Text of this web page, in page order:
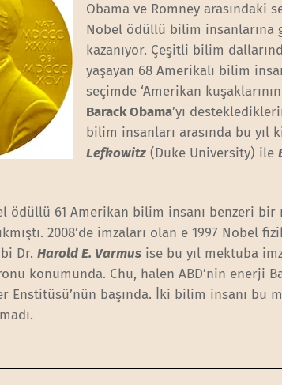
Obama ve Romney arasındaki
Nobel ödüllü bilim insanlarına
kazanıyor. Çeşitli bilim
yaşayan 68 Amerikalı bilim
seçimde ‘Amerikan
Barack Obama’yı
bilim insanları arasında bu yıl
Lefkowitz (Duke University) ile
ödüllü 61 Amerikan bilim insanı benzeri bir
2008’de imzaları olan e 1997 Nobel
Dr.Harold E. Varmus ise bu yıl mektuba
konumunda. Chu, halen ABD’nin enerji
Enstitüsü’nün başında. İki bilim insanı